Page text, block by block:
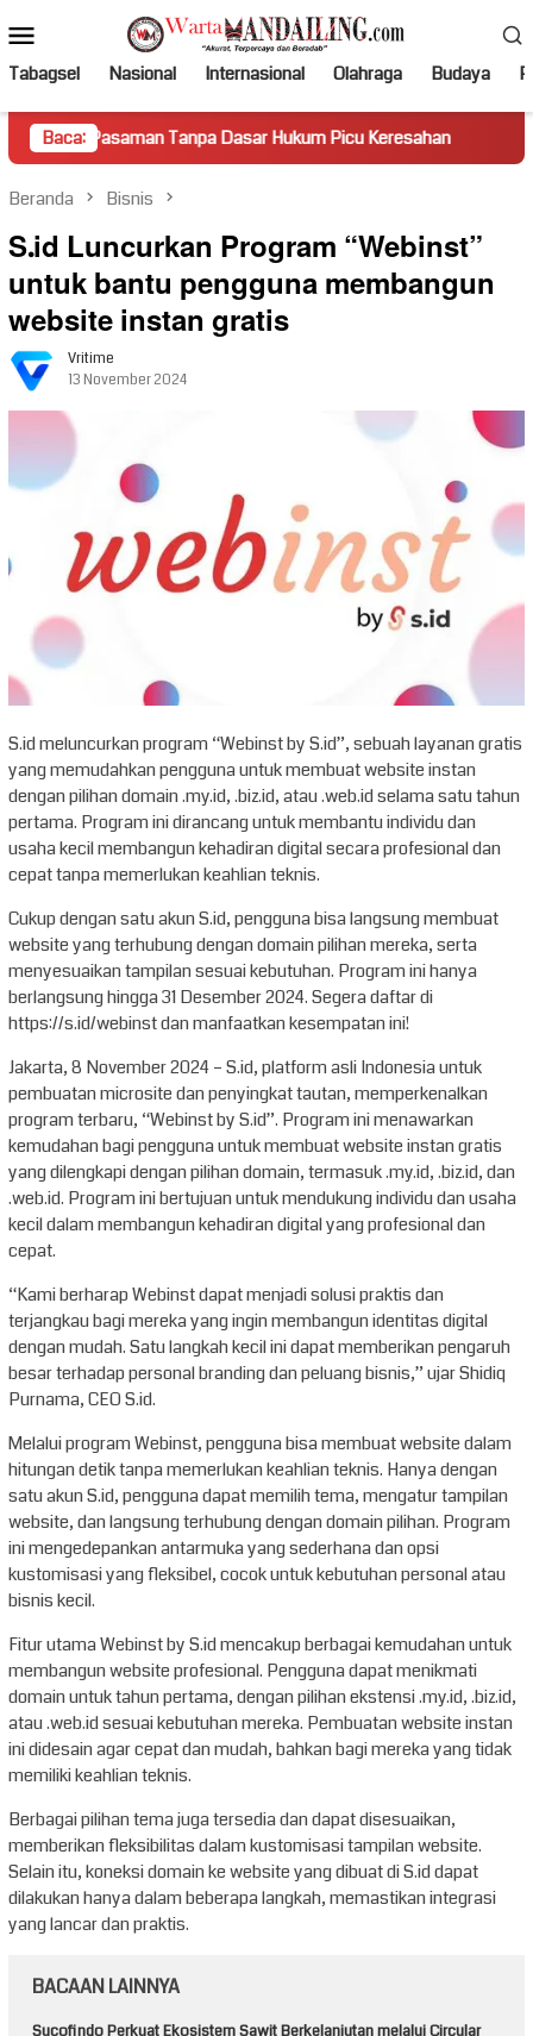
ke
kontenMobile
Tabagsel Nasional Internasional Olahraga Budaya
Baca:
Tanpa Dasar Hukum Picu Keresahan Truk Miring
Beranda Bisnis
S.id Luncurkan Program “Webinst”
untuk bantu pengguna membangun
website instan gratis
Vritime
13 November 2024
S.id meluncurkan program “Webinst by S.id”, sebuah layanan gratis
yang memudahkan pengguna untuk membuat website instan
dengan pilihan domain .my.id, .biz.id, atau .web.id selama satu tahun
pertama. Program ini dirancang untuk membantu individu dan
usaha kecil membangun kehadiran digital secara profesional dan
cepat tanpa memerlukan keahlian teknis.
Cukup dengan satu akun S.id, pengguna bisa langsung membuat
website yang terhubung dengan domain pilihan mereka, serta
menyesuaikan tampilan sesuai kebutuhan. Program ini hanya
berlangsung hingga 31 Desember 2024. Segera daftar di
https://s.id/webinst dan manfaatkan kesempatan ini!
Jakarta, 8 November 2024 – S.id, platform asli Indonesia untuk
pembuatan microsite dan penyingkat tautan, memperkenalkan
program terbaru, “Webinst by S.id”. Program ini menawarkan
kemudahan bagi pengguna untuk membuat website instan gratis
yang dilengkapi dengan pilihan domain, termasuk .my.id, .biz.id, dan
.web.id. Program ini bertujuan untuk mendukung individu dan usaha
kecil dalam membangun kehadiran digital yang profesional dan
cepat.
“Kami berharap Webinst dapat menjadi solusi praktis dan
terjangkau bagi mereka yang ingin membangun identitas digital
dengan mudah. Satu langkah kecil ini dapat memberikan pengaruh
besar terhadap personal branding dan peluang bisnis,” ujar Shidiq
Purnama, CEO S.id.
Melalui program Webinst, pengguna bisa membuat website dalam
hitungan detik tanpa memerlukan keahlian teknis. Hanya dengan
satu akun S.id, pengguna dapat memilih tema, mengatur tampilan
website, dan langsung terhubung dengan domain pilihan. Program
ini mengedepankan antarmuka yang sederhana dan opsi
kustomisasi yang fleksibel, cocok untuk kebutuhan personal atau
bisnis kecil.
Fitur utama Webinst by S.id mencakup berbagai kemudahan untuk
membangun website profesional. Pengguna dapat menikmati
domain untuk tahun pertama, dengan pilihan ekstensi .my.id, .biz.id,
atau .web.id sesuai kebutuhan mereka. Pembuatan website instan
ini didesain agar cepat dan mudah, bahkan bagi mereka yang tidak
memiliki keahlian teknis.
Berbagai pilihan tema juga tersedia dan dapat disesuaikan,
memberikan fleksibilitas dalam kustomisasi tampilan website.
Selain itu, koneksi domain ke website yang dibuat di S.id dapat
dilakukan hanya dalam beberapa langkah, memastikan integrasi
yang lancar dan praktis.
BACAAN LAINNYA
Sucofindo Perkuat Ekosistem Sawit Berkelanjutan melalui Circular